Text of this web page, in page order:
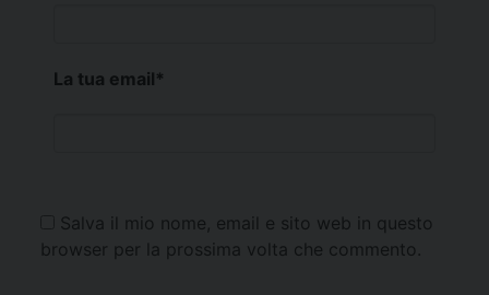
La tua email*
Salva il mio nome, email e sito web in questo
browser per la prossima volta che commento.